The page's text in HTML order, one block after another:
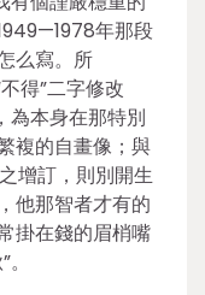
年那段
么寫。所
得”二字修改
為本身在那特別
複的自畫像；與
增訂，則別開生
他那智者才有的
掛在錢的眉梢嘴